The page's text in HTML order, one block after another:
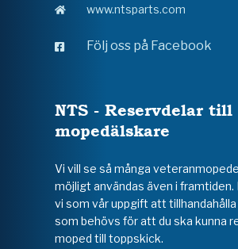
www.ntsparts.com
Följ oss på Facebook
NTS - Reservdelar till
mopedälskare
Vi vill se så många
möjligt användas även i framtiden.
vi som vår uppgift att
som behövs för att du ska kunna
moped till toppskick.